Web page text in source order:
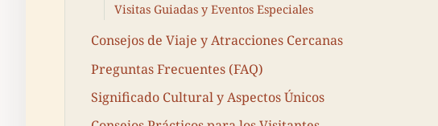
Visitas Guiadas y Eventos Especiales
Consejos de Viaje y Atracciones Cercanas
Preguntas Frecuentes (FAQ)
Significado Cultural y Aspectos Únicos